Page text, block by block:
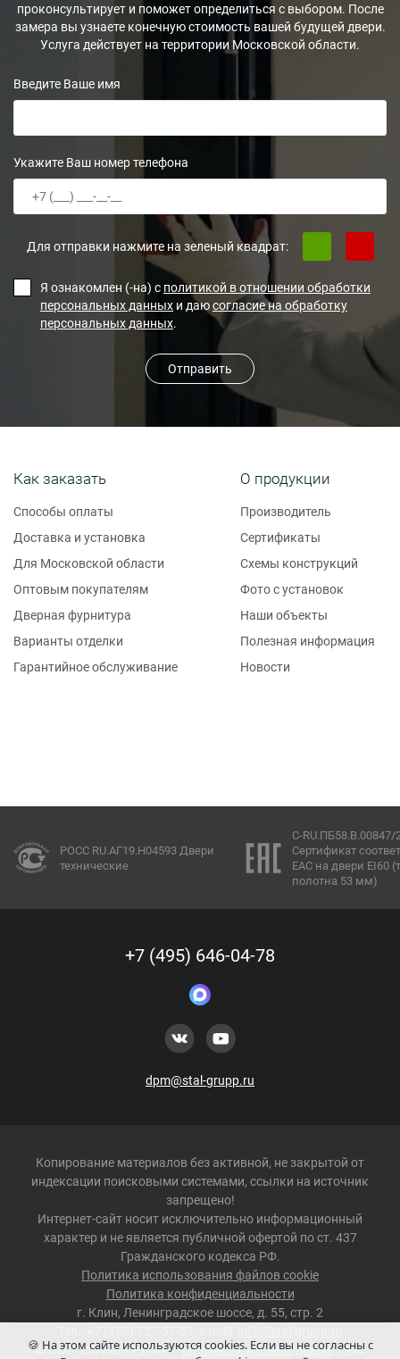
проконсультирует и поможет определиться с выбором. После
замера вы узнаете конечную стоимость вашей будущей двери.
Услуга действует на территории Московской области.
Введите Ваше имя
Укажите Ваш номер телефона
Для отправки нажмите на зеленый квадрат:
Я ознакомлен (-на) с политикой в отношении обработки
персональных данных и даюсогласие на обработку
персональных данных.
Отправить
Как заказать
Способы оплаты
Доставка и установка
Для Московской области
Оптовым покупателям
Дверная фурнитура
Варианты отделки
Гарантийное обслуживание
О продукции
Производитель
Сертификаты
Схемы конструкций
Фото с установок
Наши объекты
Полезная информация
Новости
РОСС RU.АГ19.Н04593 Двери
технические
C-RU.ПБ58.В.00847/
Сертификат
ЕАС на двери EI60
полотна 53 мм)
+7 (495) 646-04-78
dpm@stal-grupp.ru
Копирование материалов без активной, не закрытой от
индексации поисковыми системами, ссылки на источник
запрещено!
Интернет-сайт носит исключительно информационный
характер и не является публичной офертой по ст. 437
Гражданского кодекса РФ.
Политика использования файлов cookie
Политика конфиденциальности
г. Клин, Ленинградское шоссе, д. 55, стр. 2
©ООО "СТАЛЬ-ГРУПП"–противопожарные двери, 1994
🍪 На этом сайте используются cookies. Если вы не согласны с